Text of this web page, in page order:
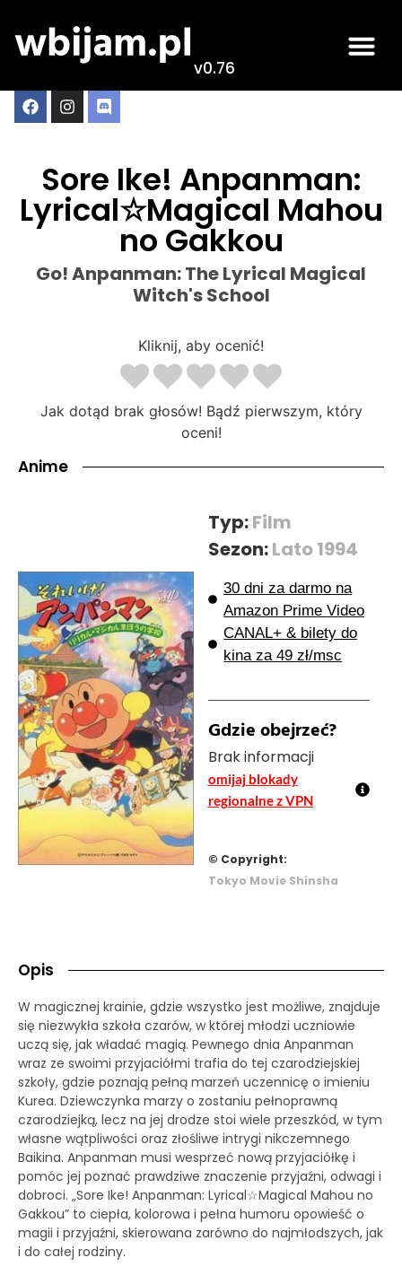
v0.76
Sore Ike! Anpanman:
Lyrical☆Magical Mahou
no Gakkou
Go! Anpanman: The Lyrical Magical
Witch's School
Kliknij, aby ocenić!
Jak dotąd brak głosów! Bądź pierwszym, który
oceni!
Anime
Typ:Film
Sezon:Lato 1994
30 dni za darmo na
Amazon Prime Video
CANAL+ & bilety do
kina za 49 zł/msc
Gdzie obejrzeć?
Brak informacji
omijaj blokady
regionalne z VPN
© Copyright:
Tokyo Movie Shinsha
Opis
W magicznej krainie, gdzie wszystko jest możliwe, znajduje
się niezwykła szkoła czarów, w której młodzi uczniowie
uczą się, jak władać magią. Pewnego dnia Anpanman
wraz ze swoimi przyjaciółmi trafia do tej czarodziejskiej
szkoły, gdzie poznają pełną marzeń uczennicę o imieniu
Kurea. Dziewczynka marzy o zostaniu pełnoprawną
czarodziejką, lecz na jej drodze stoi wiele przeszkód, w tym
własne wątpliwości oraz złośliwe intrygi nikczemnego
Baikina. Anpanman musi wesprzeć nową przyjaciółkę i
pomóc jej poznać prawdziwe znaczenie przyjaźni, odwagi i
dobroci. „Sore Ike! Anpanman: Lyrical☆Magical Mahou no
Gakkou” to ciepła, kolorowa i pełna humoru opowieść o
magii i przyjaźni, skierowana zarówno do najmłodszych, jak
i do całej rodziny.